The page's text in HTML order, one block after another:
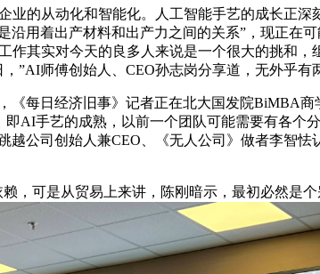
从动化和智能化。人工智能手艺的成长正深
沿用着出产材料和出产力之间的关系”，现正在
作其实对今天的良多人来说是一个很大的挑和
”AI师傅创始人、CEO孙志岗分享道，无外乎
每日经济旧事》记者正在北大国发院BiMBA商
即AI手艺的成熟，以前一个团队可能需要有各
越公司创始人兼CEO、《无人公司》做者李智
可是从贸易上来讲，陈刚暗示，最初必然是个